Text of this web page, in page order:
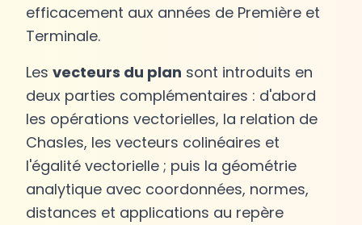
efficacement aux années de Première et
Terminale.
Les vecteurs du plan sont introduits en
deux parties complémentaires : d'abord
les opérations vectorielles, la relation de
Chasles, les vecteurs colinéaires et
l'égalité vectorielle ; puis la géométrie
analytique avec coordonnées, normes,
distances et applications au repère